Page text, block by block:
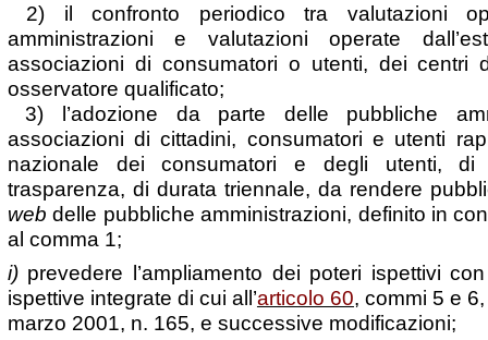
2) il confronto periodico tra valutazioni
amministrazioni e valutazioni operate
associazioni di consumatori o utenti, dei centri
osservatore qualificato;
3) l’adozione da parte delle pubbliche
associazioni di cittadini, consumatori e utenti
nazionale dei consumatori e degli utenti,
trasparenza, di durata triennale, da rendere
web delle pubbliche amministrazioni, definito in
al comma 1;
i)prevedere l’ampliamento dei poteri ispettivi
ispettive integrate di cui all’articolo 60, commi 5 e
marzo 2001, n. 165, e successive modificazioni;